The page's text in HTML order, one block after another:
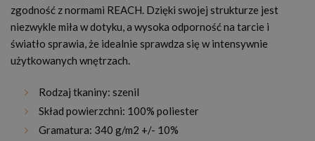
zgodność z normami REACH. Dzięki swojej strukturze jest
niezwykle miła w dotyku, a wysoka odporność na tarcie i
światło sprawia, że idealnie sprawdza się w intensywnie
użytkowanych wnętrzach.
Rodzaj tkaniny: szenil
Skład powierzchni: 100% poliester
Gramatura: 340 g/m2 +/- 10%